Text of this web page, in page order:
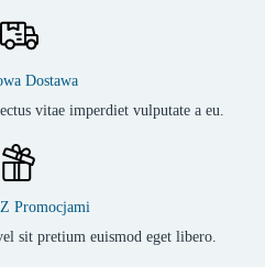
Dostawa
vitae imperdiet vulputate a eu.
Promocjami
sit pretium euismod eget libero.